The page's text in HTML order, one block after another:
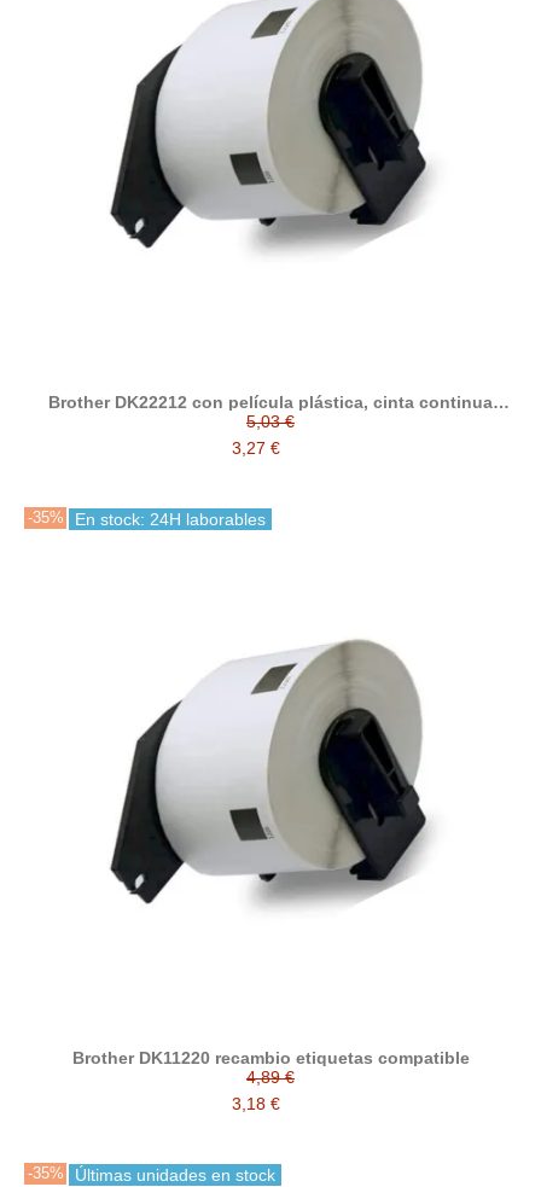
Brother DK22212 con película plástica, cinta continua
compatible
5,03 €
3,27 €
-35% En stock: 24H laborables
Brother DK11220 recambio etiquetas compatible
4,89 €
3,18 €
-35% Últimas unidades en stock